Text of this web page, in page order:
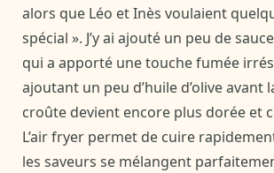
alors que Léo et Inès voulaient
spécial ». J’y ai ajouté un peu de
qui a apporté une touche fumée
ajoutant un peu d’huile d’olive avant
croûte devient encore plus dorée et
L’air fryer permet de cuire
les saveurs se mélangent